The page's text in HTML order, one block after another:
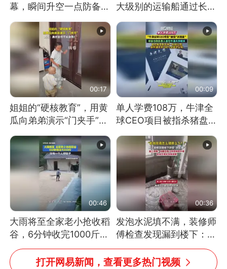
幕，瞬间升空一点防备都
大级别的运输船通过长江
00:17
姐姐的“硬核教育”，用黄
瓜向弟弟演示“门夹手”，
教！
00:09
单人学费108万，牛津全
球CEO项目被指杀猪盘，
大学校长
00:46
大雨将至全家老小抢收稻
谷，6分钟收完1000斤，
没有一个人掉链子
00:36
发泡水泥填不满，装修师
傅检查发现漏到楼下：出
风口未延伸到外墙
打开网易新闻，查看更多热门视频